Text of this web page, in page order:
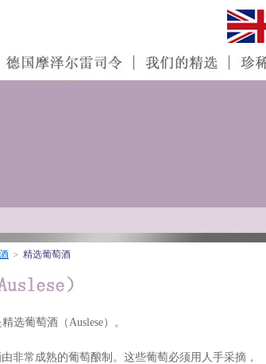
＞ 精选葡萄酒
葡萄酒（Auslese）。
常成熟的葡萄酿制。这些葡萄必须用人手采摘，